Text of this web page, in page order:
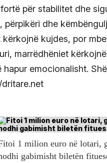
për stabilitet dhe
dhe
kujdes, por
marrëdhëniet
emocionalisht.
1 milion euro në lotari,
gabimisht biletën